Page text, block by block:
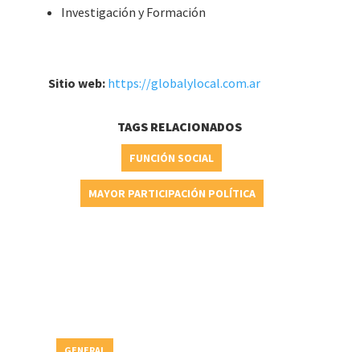
Investigación y Formación
Sitio web: https://globalylocal.com.ar
TAGS RELACIONADOS
FUNCIÓN SOCIAL
MAYOR PARTICIPACIÓN POLÍTICA